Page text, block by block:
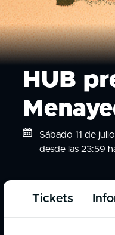
HUB
Sábado 11 de julio
desde las 23:59
Tickets